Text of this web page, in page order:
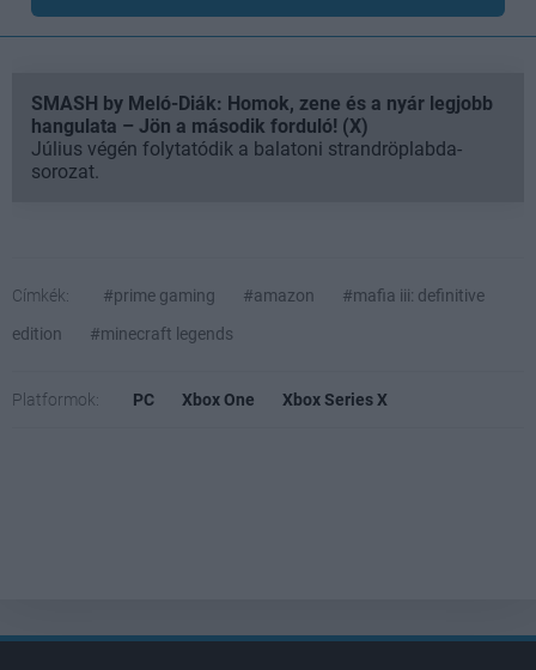
SMASH by Meló-Diák: Homok, zene és a nyár legjobb
hangulata – Jön a második forduló! (X)
Július végén folytatódik a balatoni strandröplabda-
sorozat.
Címkék: #prime gaming #amazon
#mafia iii: definitive
edition
#minecraft legends
Platformok: PC Xbox One Xbox Series X